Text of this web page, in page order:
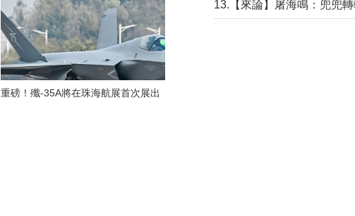
重磅！殲-35A將在珠海航展首次展出